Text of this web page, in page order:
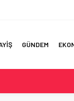
GÜNDEM